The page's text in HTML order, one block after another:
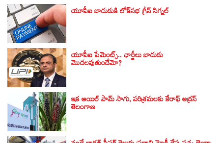
యూపీఐ బాదుడుకి లోక్‌సభ గ్రీన్ సిగ్నల్‌
యూపీఐ పేమెంట్స్.. ఛార్జీలు బాదుడు
మొదలవుతుందేమో?
ఇక ఆయిల్ పామ్ సాగు, పరిశ్రమలకు కేరాఫ్ అడ్రస్
తెలంగాణ